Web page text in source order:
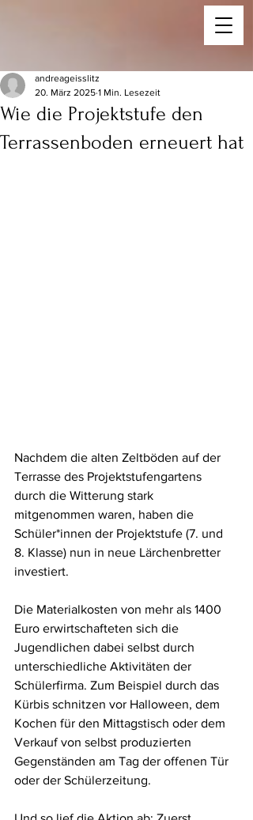
Wie die Projektstufe den
Terrassenboden erneuert hat
andreageisslitz
20. März 2025 1 Min. Lesezeit
Nachdem die alten Zeltböden auf der
Terrasse des Projektstufengartens
durch die Witterung stark
mitgenommen waren, haben die
Schüler*innen der Projektstufe (7. und
8. Klasse) nun in neue Lärchenbretter
investiert.
Die Materialkosten von mehr als 1400
Euro erwirtschafteten sich die
Jugendlichen dabei selbst durch
unterschiedliche Aktivitäten der
Schülerfirma. Zum Beispiel durch das
Kürbis schnitzen vor Halloween, dem
Kochen für den Mittagstisch oder dem
Verkauf von selbst produzierten
Gegenständen am Tag der offenen Tür
oder der Schülerzeitung.